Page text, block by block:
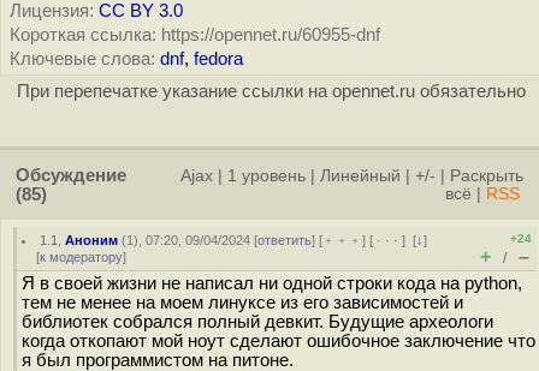
Лицензия: CC BY 3.0
Короткая ссылка: https://opennet.ru/60955-dnf
Ключевые слова: dnf, fedora
При перепечатке указание ссылки на opennet.ru обязательно
Обсуждение
(85)
Ajax 1 уровень Линейный +/-
Раскрыть
всё
RSS
1.1 ,Аноним (1), 07:20, 09/04/2024 [ответить] [ ﹢﹢﹢] [ · · ·][↓]
[к модератору]
+24
+ / –
Я в своей жизни не написал ни одной строки кода на python,
тем не менее на моем линуксе из его зависимостей и
библиотек собрался полный девкит. Будущие археологи
когда откопают мой ноут сделают ошибочное заключение что
я был программистом на питоне.